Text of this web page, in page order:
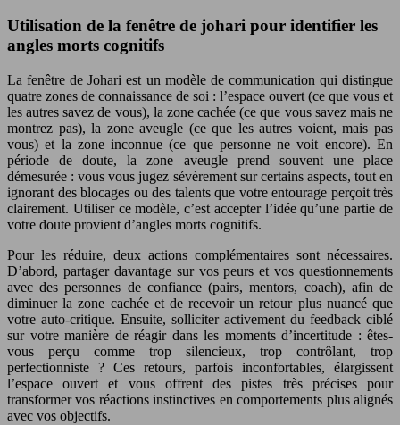
Utilisation de la fenêtre de johari pour identifier les
angles morts cognitifs
La fenêtre de Johari est un modèle de communication qui distingue
quatre zones de connaissance de soi : l’espace ouvert (ce que vous et
les autres savez de vous), la zone cachée (ce que vous savez mais ne
montrez pas), la zone aveugle (ce que les autres voient, mais pas
vous) et la zone inconnue (ce que personne ne voit encore). En
période de doute, la zone aveugle prend souvent une place
démesurée : vous vous jugez sévèrement sur certains aspects, tout en
ignorant des blocages ou des talents que votre entourage perçoit très
clairement. Utiliser ce modèle, c’est accepter l’idée qu’une partie de
votre doute provient d’angles morts cognitifs.
Pour les réduire, deux actions complémentaires sont nécessaires.
D’abord, partager davantage sur vos peurs et vos questionnements
avec des personnes de confiance (pairs, mentors, coach), afin de
diminuer la zone cachée et de recevoir un retour plus nuancé que
votre auto-critique. Ensuite, solliciter activement du feedback ciblé
sur votre manière de réagir dans les moments d’incertitude : êtes-
vous perçu comme trop silencieux, trop contrôlant, trop
perfectionniste ? Ces retours, parfois inconfortables, élargissent
l’espace ouvert et vous offrent des pistes très précises pour
transformer vos réactions instinctives en comportements plus alignés
avec vos objectifs.